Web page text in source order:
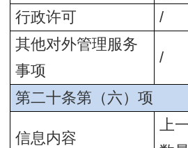
行政许可
/
其他对外管理服务
事项
/
第二十条第（六）项
信息内容
上